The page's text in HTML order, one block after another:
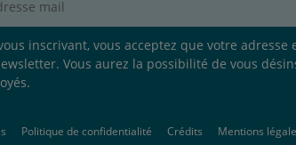
inscrivant, vous acceptez que votre
Vous aurez la possibilité de vous
Politique de confidentialité Crédits Mentions